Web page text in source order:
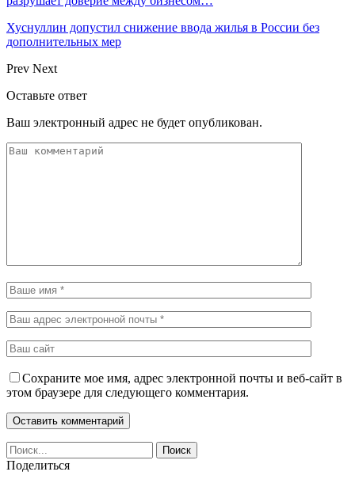
Хуснуллин допустил снижение ввода жилья в России без
дополнительных мер
Prev Next
Оставьте ответ
Ваш электронный адрес не будет опубликован.
Сохраните мое имя, адрес электронной почты и веб-сайт в
этом браузере для следующего комментария.
Поделиться